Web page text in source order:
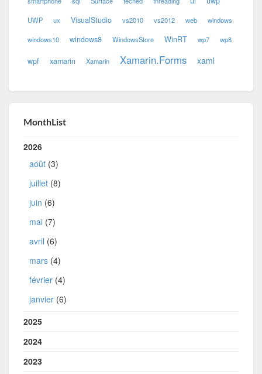
UWP ux VisualStudio vs2010 vs2012 web windows
windows10 windows8 WindowsStore WinRT wp7 wp8
wpf xamarin Xamarin Xamarin.Forms xaml
MonthList
2026
août (3)
juillet (8)
juin (6)
mai (7)
avril (6)
mars (4)
février (4)
janvier (6)
2025
2024
2023